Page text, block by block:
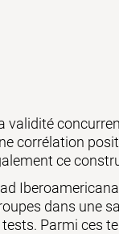
validité
corrélation
ce
dans une
Parmi ces